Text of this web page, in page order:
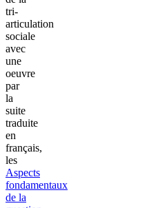
tri-
articulation
sociale
avec
une
oeuvre
par
la
suite
traduite
en
français,
les
Aspects
fondamentaux
de la